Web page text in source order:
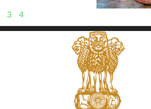
3 4